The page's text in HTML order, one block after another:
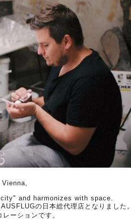
and harmonizes with space.
の日本総代理店となりました。
ーションです。